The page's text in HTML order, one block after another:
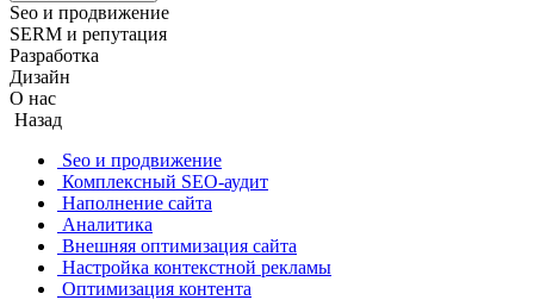
Seo и продвижение
SERM и репутация
Разработка
Дизайн
О нас
Назад
Seo и продвижение
Комплексный SEO-аудит
Наполнение сайта
Аналитика
Внешняя оптимизация сайта
Настройка контекстной рекламы
Оптимизация контента